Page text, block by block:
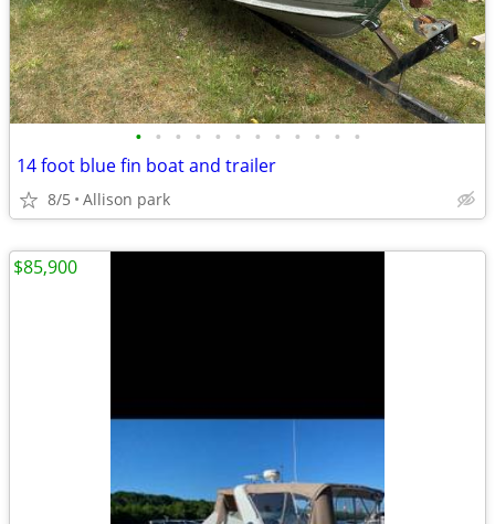
• • • • • • • • • • • •
14 foot blue fin boat and trailer
8/5 Allison park
$85,900